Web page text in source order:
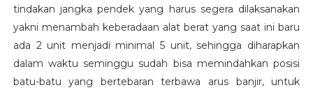
tindakan jangka pendek yang harus segera dilaksanakan
yakni menambah keberadaan alat berat yang saat ini baru
ada 2 unit menjadi minimal 5 unit, sehingga diharapkan
dalam waktu seminggu sudah bisa memindahkan posisi
batu-batu yang bertebaran terbawa arus banjir, untuk